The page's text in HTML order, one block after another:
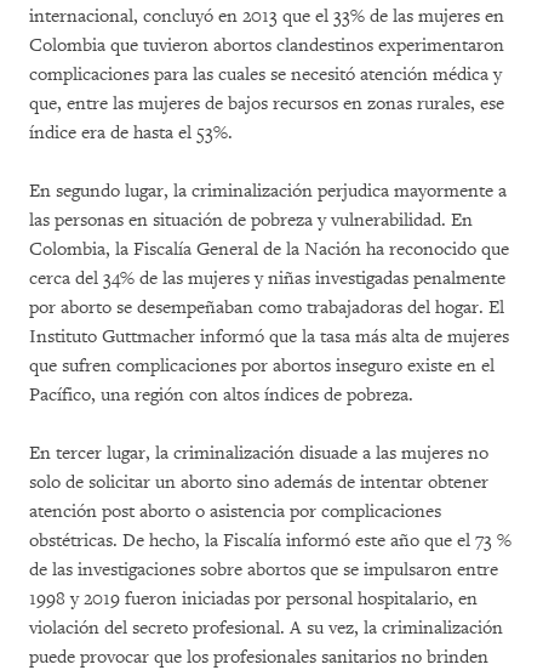
internacional, concluyó en 2013 que el 33% de las mujeres en
Colombia que tuvieron abortos clandestinos experimentaron
complicaciones para las cuales se necesitó atención médica y
que, entre las mujeres de bajos recursos en zonas rurales, ese
índice era de hasta el 53%.
En segundo lugar, la criminalización perjudica mayormente a
las personas en situación de pobreza y vulnerabilidad. En
Colombia, la Fiscalía General de la Nación ha reconocido que
cerca del 34% de las mujeres y niñas investigadas penalmente
por aborto se desempeñaban como trabajadoras del hogar. El
Instituto Guttmacher informó que la tasa más alta de mujeres
que sufren complicaciones por abortos inseguro existe en el
Pacífico, una región con altos índices de pobreza.
En tercer lugar, la criminalización disuade a las mujeres no
solo de solicitar un aborto sino además de intentar obtener
atención post aborto o asistencia por complicaciones
obstétricas. De hecho, la Fiscalía informó este año que el 73 %
de las investigaciones sobre abortos que se impulsaron entre
1998 y 2019 fueron iniciadas por personal hospitalario, en
violación del secreto profesional. A su vez, la criminalización
puede provocar que los profesionales sanitarios no brinden